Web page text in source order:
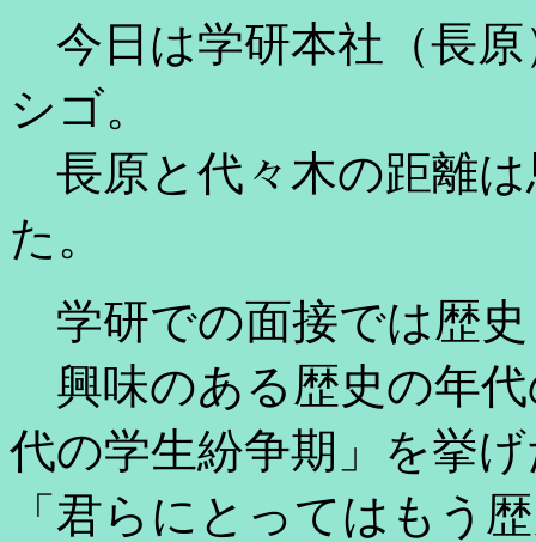
今日は学研本社（長原
シゴ。
長原と代々木の距離
た。
学研での面接では歴
興味のある歴史の年代
代の学生紛争期」を挙
「君らにとってはもう